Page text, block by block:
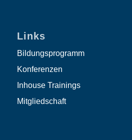
Links
Bildungsprogramm
Konferenzen
Inhouse Trainings
Mitgliedschaft